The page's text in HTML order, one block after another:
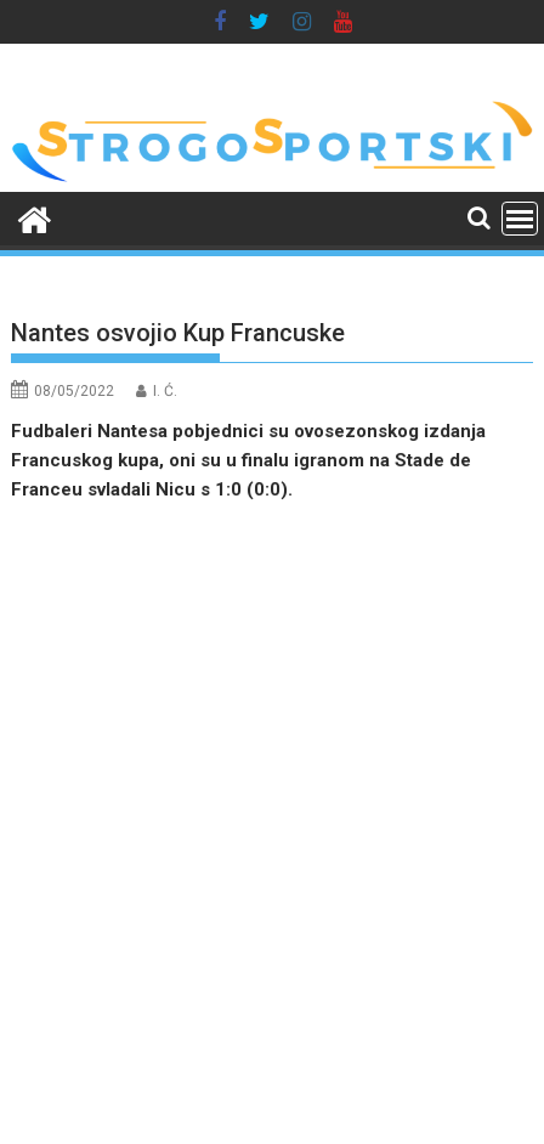
to
Nantes osvojio Kup Francuske
08/05/2022 I. Ć.
Fudbaleri Nantesa pobjednici su ovosezonskog izdanja
Francuskog kupa, oni su u finalu igranom na Stade de
Franceu svladali Nicu s 1:0 (0:0).